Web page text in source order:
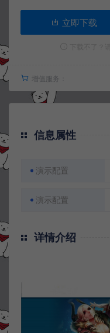
立即下载
增值服务：
信息属性
演示配置
演示配置
详情介绍